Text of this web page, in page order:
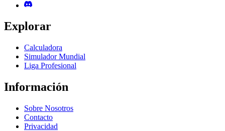
Explorar
Calculadora
Simulador Mundial
Liga Profesional
Información
Sobre Nosotros
Contacto
Privacidad